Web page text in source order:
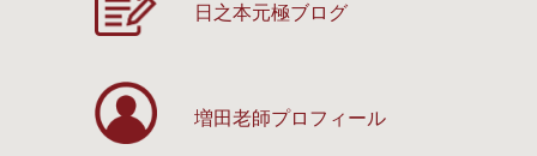
日之本元極ブログ
増田老師プロフィール